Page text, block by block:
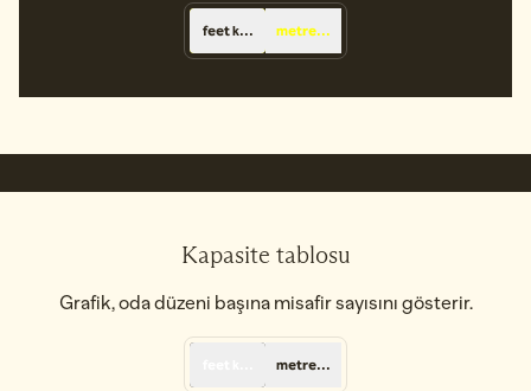
feet kare metrekare
1/8
Kapasite tablosu
Grafik, oda düzeni başına misafir sayısını gösterir.
metrekare